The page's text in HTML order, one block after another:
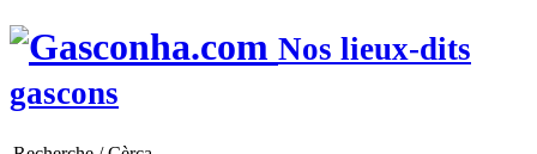
Nos lieux-dits
gascons